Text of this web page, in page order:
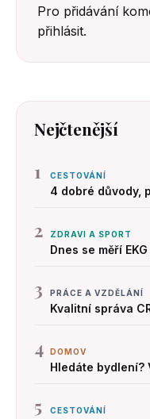
Pro přidávání
přihlásit.
Nejčtenější
1 CESTOVÁNÍ
4 dobré důvody,
2 ZDRAVI A SPORT
Dnes se měří
3 PRÁCE A VZDĚLÁNÍ
Kvalitní správa
4 DOMOV
Hledáte bydlení?
5 CESTOVÁNÍ